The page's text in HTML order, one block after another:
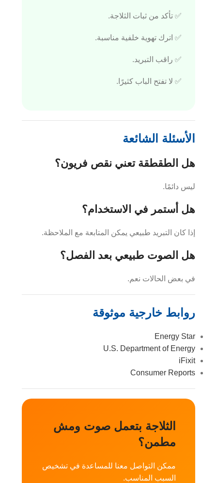
✅ تأكد من ثبات الثلاجة.
✅ اترك تهوية خلفية مناسبة.
✅ راقب التبريد.
✅ لا تفتح الباب كثيرًا.
الأسئلة الشائعة
هل الطقطقة تعني نقص فريون؟
ليس دائمًا.
هل أستمر في الاستخدام؟
إذا كان التبريد طبيعي يمكن المتابعة مع الملاحظة.
هل الصوت طبيعي بعد الفصل؟
في بعض الحالات نعم.
روابط خارجية موثوقة
Energy Star
U.S. Department of Energy
iFixit
Consumer Reports
الثلاجة بتعمل صوت ومش
مطمن؟
ممكن التواصل معنا للمساعدة في تشخيص
السبب المناسب.